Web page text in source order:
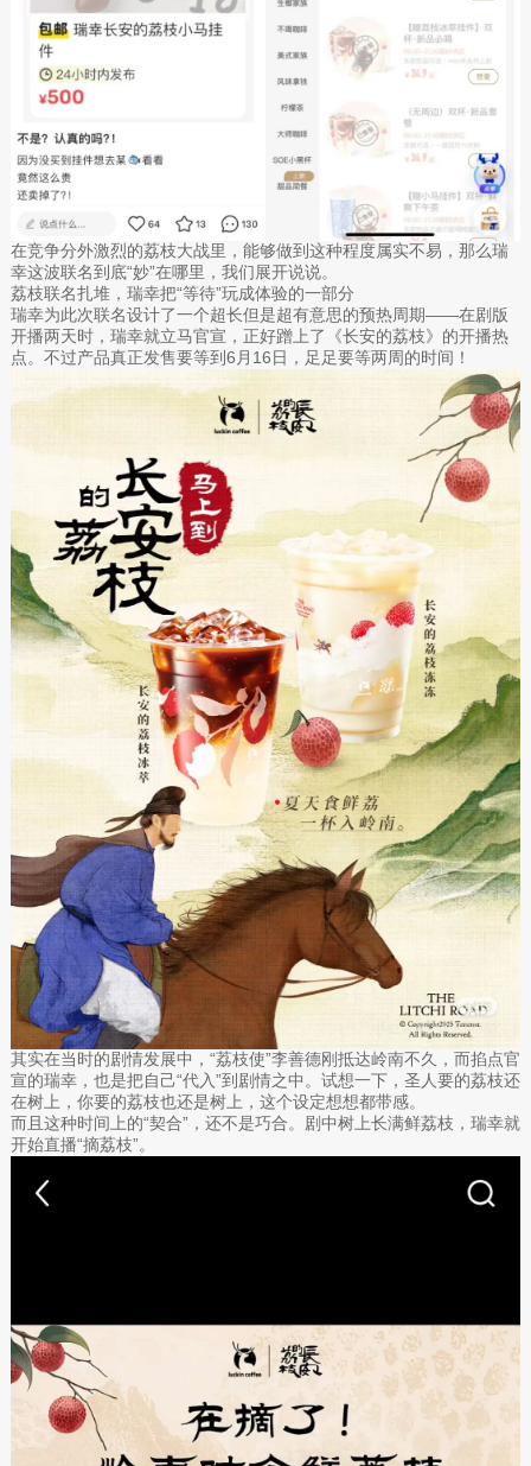
在竞争分外激烈的荔枝大战里，能够做到这种程度属实不易，那么瑞
幸这波联名到底“妙”在哪里，我们展开说说。
荔枝联名扎堆，瑞幸把“等待”玩成体验的一部分
瑞幸为此次联名设计了一个超长但是超有意思的预热周期——在剧版
开播两天时，瑞幸就立马官宣，正好蹭上了《长安的荔枝》的开播热
点。不过产品真正发售要等到6月16日，足足要等两周的时间！
其实在当时的剧情发展中，“荔枝使”李善德刚抵达岭南不久，而掐点官
宣的瑞幸，也是把自己“代入”到剧情之中。试想一下，圣人要的荔枝还
在树上，你要的荔枝也还是树上，这个设定想想都带感。
而且这种时间上的“契合”，还不是巧合。剧中树上长满鲜荔枝，瑞幸就
开始直播“摘荔枝”。